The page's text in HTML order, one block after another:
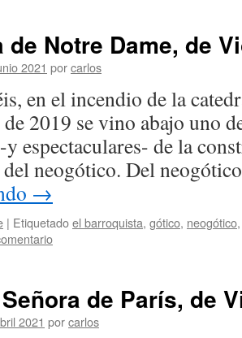
de Notre Dame, de
2021 porcarlos
en el incendio de la
2019 se vino abajo uno
espectaculares- de la
del neogótico. Del
→
| Etiquetadoel barroquista, gótico, neogótico
de París, de
2021 porcarlos